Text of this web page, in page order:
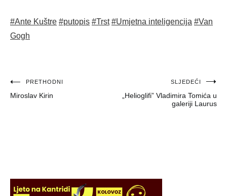
#Ante Kuštre #putopis #Trst #Umjetna inteligencija #Van
Gogh
Navigacija
objava
PRETHODNI
Miroslav Kirin
SLJEDEĆI
„Helioglifi” Vladimira Tomića u
galeriji Laurus